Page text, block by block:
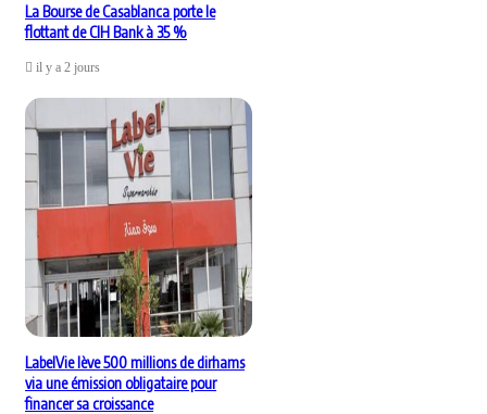
La Bourse de Casablanca porte le
flottant de CIH Bank à 35 %
il y a 2 jours
LabelVie lève 500 millions de dirhams
via une émission obligataire pour
financer sa croissance